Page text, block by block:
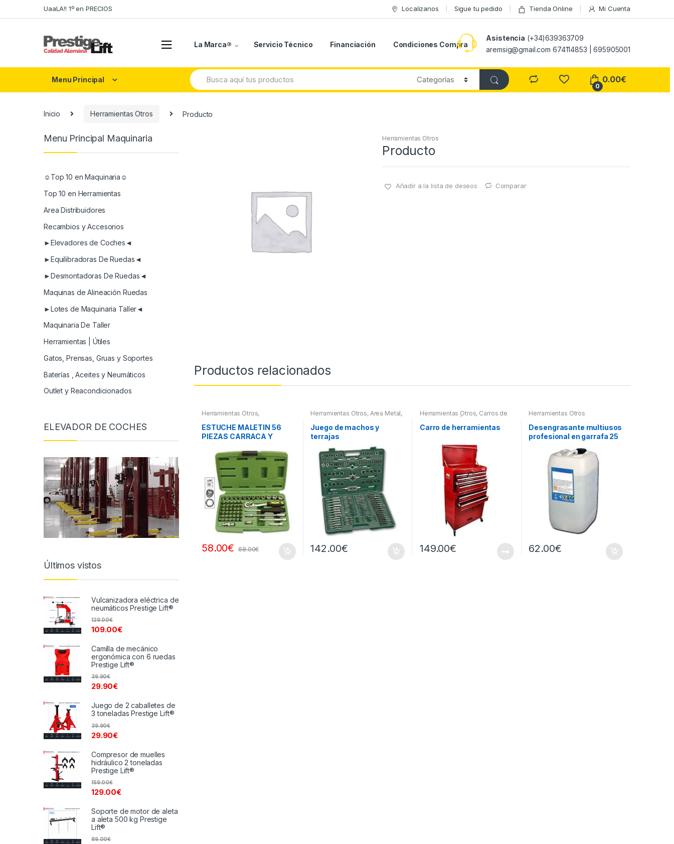
to
to
UaaLA!! 1º en PRECIOS Localizanos Sigue tu pedido Tienda Online Mi Cuenta
La Marca® Servicio Técnico Financiación Condiciones Compra
Asistencia (+34)639363709
aremsig@gmail.com 674114853 | 695905001
Menu Principal
Search
for:
0
0.00€
Inicio Herramientas Otros Producto
Herramientas Otros
Producto
Añadir a la lista de deseos Comparar
Productos relacionados
Herramientas Otros,
Herramientas De Mano,
Maletines Herramientas,
Extractores, Compresímetros,
ESTUCHE MALETIN 56
PIEZAS CARRACA Y
58.00€ 68.00€
Herramientas Otros, Area Metal,
Maletines Herramientas,
Extractores, Compresímetros,
otros
Juego de machos y
terrajas
142.00€
Herramientas Otros, Carros de
Herramientas | Bancos
Carro de herramientas
149.00€
Herramientas Otros
Desengrasante multiusos
profesional en garrafa 25
62.00€
Menu Principal Maquinaria
☺Top 10 en Maquinaria☺
Top 10 en Herramientas
Area Distribuidores
Recambios y Accesorios
►Elevadores de Coches◄
►Equilibradoras De Ruedas◄
►Desmontadoras De Ruedas◄
Maquinas de Alineación Ruedas
►Lotes de Maquinaria Taller◄
Maquinaria De Taller
Herramientas | Útiles
Gatos, Prensas, Gruas y Soportes
Baterías , Aceites y Neumáticos
Outlet y Reacondicionados
ELEVADOR DE COCHES
Últimos vistos
Vulcanizadora eléctrica de
neumáticos Prestige Lift®
109.00€
129.00€
Camilla de mecánico
ergonómica con 6 ruedas
Prestige Lift®
29.90€
39.90€
Juego de 2 caballetes de
3 toneladas Prestige Lift®
29.90€
39.90€
Compresor de muelles
hidráulico 2 toneladas
Prestige Lift®
129.00€
159.00€
Soporte de motor de aleta
a aleta 500 kg Prestige
Lift®
89.00€